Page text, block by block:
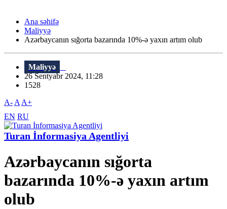
Ana səhifə
Maliyyə
Azərbaycanın sığorta bazarında 10%-ə yaxın artım olub
Maliyyə
26 Sentyabr 2024, 11:28
1528
A- A A+
EN RU
Turan İnformasiya Agentliyi
Azərbaycanın sığorta
bazarında 10%-ə yaxın artım
olub